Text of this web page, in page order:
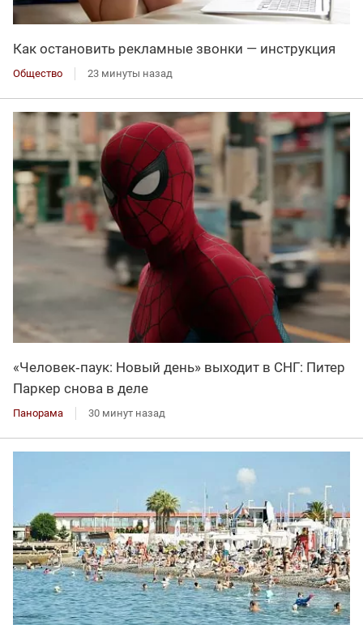
Как остановить рекламные звонки — инструкция
Общество 23 минуты назад
«Человек‑паук: Новый день» выходит в СНГ: Питер
Паркер снова в деле
Панорама 30 минут назад